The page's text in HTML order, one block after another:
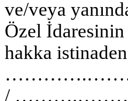
ve/veya
Özel
hakka
………….……….
/ ……….……….